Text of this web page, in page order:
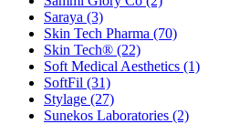
Saraya (3)
Skin Tech Pharma (70)
Skin Tech® (22)
Soft Medical Aesthetics (1)
SoftFil (31)
Stylage (27)
Sunekos Laboratories (2)